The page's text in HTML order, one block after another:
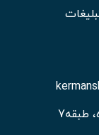
طبقه7